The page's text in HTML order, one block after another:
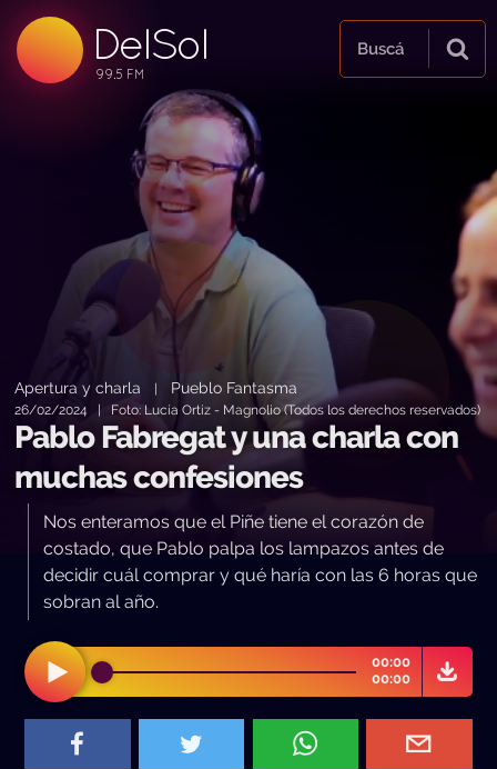
DelSol
99.5 FM
99.5 FM
99.5 FM
Buscá
Apertura y charla Pueblo Fantasma
26/02/2024 | Foto: Lucía Ortiz - Magnolio (Todos los derechos reservados)
Pablo Fabregat y una charla con
muchas confesiones
Nos enteramos que el Piñe tiene el corazón de
costado, que Pablo palpa los lampazos antes de
decidir cuál comprar y qué haría con las 6 horas que
sobran al año.
00:00
00:00